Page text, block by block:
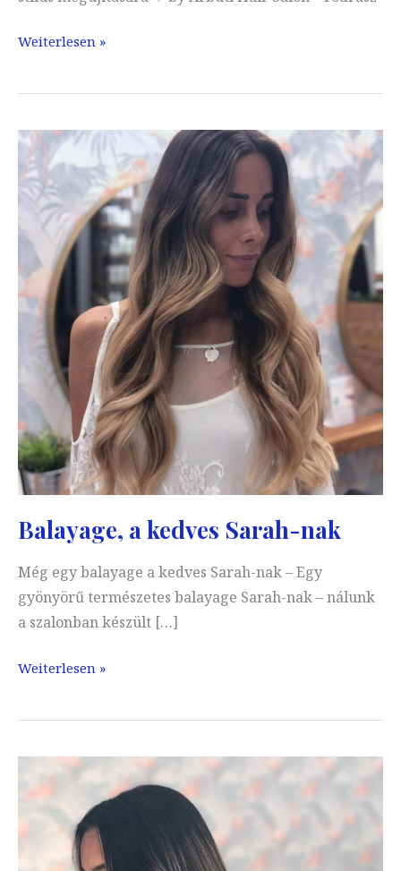
Balayage
Weiterlesen »
Balayage, a kedves Sarah-nak
Még egy balayage a kedves Sarah-nak – Egy
gyönyörű természetes balayage Sarah-nak – nálunk
a szalonban készült […]
Balayage,
kedves
Weiterlesen »